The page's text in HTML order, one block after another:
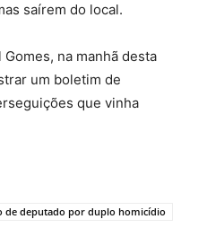
saírem do local.
na manhã desta
um boletim de
que vinha
de deputado por duplo homicídio